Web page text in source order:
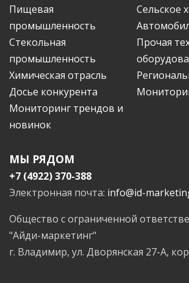
Пищевая
промышленность
Сельское
Стекольная
промышленность
Прочая
Химическая отрасль
Досье конкурента
Мониторинг трендов и
новинок
МЫ РЯДОМ
+7 (4922) 370-388
Электронная почта: info@id-
Общество с ограниченной
"Айди-маркетинг"
г. Владимир, ул. Дворянская 27-А,